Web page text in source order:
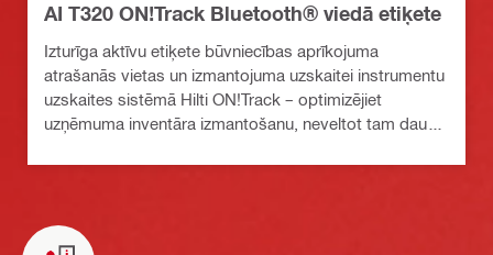
AI T320 ON!Track Bluetooth® viedā etiķete
Izturīga aktīvu etiķete būvniecības aprīkojuma
atrašanās vietas un izmantojuma uzskaitei instrumentu
uzskaites sistēmā Hilti ON!Track – optimizējiet
uzņēmuma inventāra izmantošanu, neveltot tam daudz